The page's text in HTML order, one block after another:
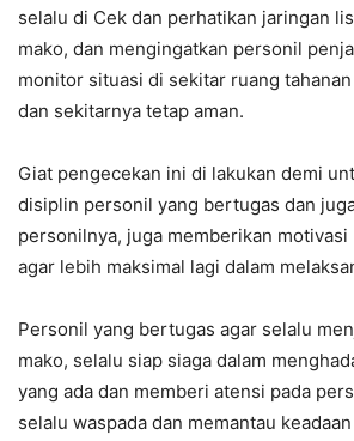
selalu di Cek dan perhatikan jaringan
mako, dan mengingatkan personil
monitor situasi di sekitar ruang
dan sekitarnya tetap aman.
Giat pengecekan ini di lakukan demi
disiplin personil yang bertugas dan
personilnya, juga memberikan
agar lebih maksimal lagi dalam
Personil yang bertugas agar selalu
mako, selalu siap siaga dalam
yang ada dan memberi atensi pada
selalu waspada dan memantau